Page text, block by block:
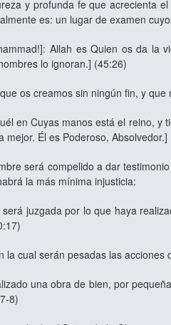
y profunda fe que acrecienta
es: un lugar de examen
Allah es Quien os da la
lo ignoran.] (45:26)
os creamos sin ningún fin, y
en Cuyas manos está el reino,
mejor. Él es Poderoso, Absolvedor.]
será compelido a dar
la más mínima injusticia:
juzgada por lo que haya
la cual serán pesadas las
una obra de bien, por
8)